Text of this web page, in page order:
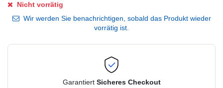
Nicht vorrätig
Wir werden Sie benachrichtigen, sobald das Produkt wieder
vorrätig ist.
Garantiert Sicheres Checkout